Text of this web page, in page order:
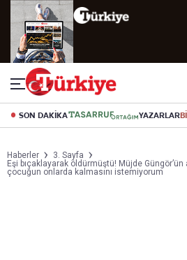
SON DAKİKA YAZARLAR
Haberler
3. Sayfa
Eşi bıçaklayarak öldürmüştü! Müjde
çocuğun onlarda kalmasını istemiyorum